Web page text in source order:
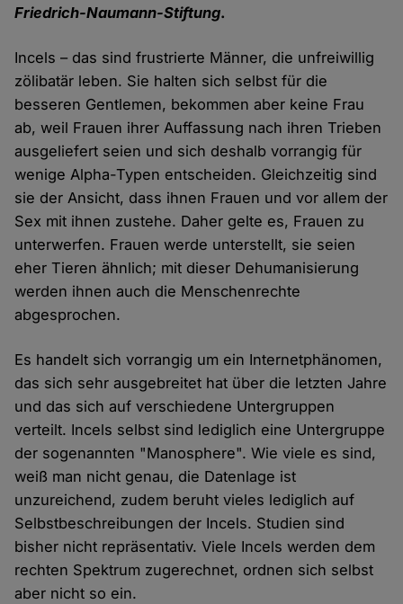
Friedrich-Naumann-Stiftung.
Incels – das sind frustrierte Männer, die unfreiwillig
zölibatär leben. Sie halten sich selbst für die
besseren Gentlemen, bekommen aber keine Frau
ab, weil Frauen ihrer Auffassung nach ihren Trieben
ausgeliefert seien und sich deshalb vorrangig für
wenige Alpha-Typen entscheiden. Gleichzeitig sind
sie der Ansicht, dass ihnen Frauen und vor allem der
Sex mit ihnen zustehe. Daher gelte es, Frauen zu
unterwerfen. Frauen werde unterstellt, sie seien
eher Tieren ähnlich; mit dieser Dehumanisierung
werden ihnen auch die Menschenrechte
abgesprochen.
Es handelt sich vorrangig um ein Internetphänomen,
das sich sehr ausgebreitet hat über die letzten Jahre
und das sich auf verschiedene Untergruppen
verteilt. Incels selbst sind lediglich eine Untergruppe
der sogenannten "Manosphere". Wie viele es sind,
weiß man nicht genau, die Datenlage ist
unzureichend, zudem beruht vieles lediglich auf
Selbstbeschreibungen der Incels. Studien sind
bisher nicht repräsentativ. Viele Incels werden dem
rechten Spektrum zugerechnet, ordnen sich selbst
aber nicht so ein.